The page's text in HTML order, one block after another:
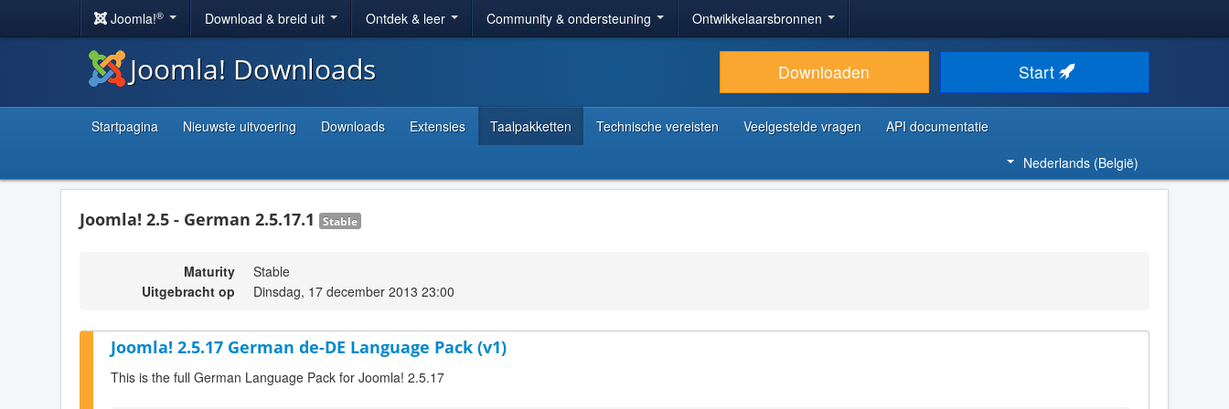
Joomla!® Download & breid uit Ontdek & leer Community & ondersteuning Ontwikkelaarsbronnen
Joomla! Downloads Downloaden Start
Startpagina Nieuwste uitvoering Downloads Extensies Taalpakketten Technische vereisten Veelgestelde vragen
API documentatie
Nederlands (België)
Joomla! 2.5 - German 2.5.17.1 Stable
Maturity
Stable
Uitgebracht op
Dinsdag, 17 december 2013 23:00
Joomla! 2.5.17 German de-DE Language Pack (v1)
This is the full German Language Pack for Joomla! 2.5.17